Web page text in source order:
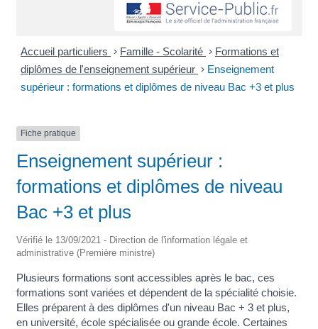
Accueil particuliers > Famille - Scolarité > Formations et
diplômes de l'enseignement supérieur > Enseignement
supérieur : formations et diplômes de niveau Bac +3 et plus
Fiche pratique
Enseignement supérieur :
formations et diplômes de niveau
Bac +3 et plus
Vérifié le 13/09/2021 - Direction de l'information légale et
administrative (Première ministre)
Plusieurs formations sont accessibles après le bac, ces
formations sont variées et dépendent de la spécialité choisie.
Elles préparent à des diplômes d'un niveau Bac + 3 et plus,
en université, école spécialisée ou grande école. Certaines